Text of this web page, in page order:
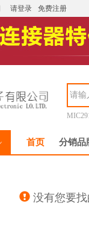
请登录 免费注册
首页 分销品
没有您要找